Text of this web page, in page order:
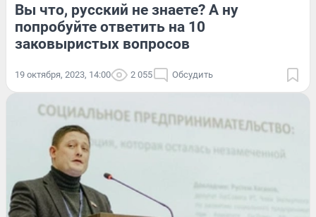
Вы что, русский не знаете? А ну
попробуйте ответить на 10
заковыристых вопросов
19 октября, 2023, 14:00 2 055 Обсудить